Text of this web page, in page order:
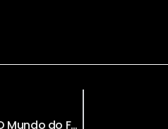
TEDxIbituruna: O Futuro do Mundo ou O Mundo do Futuro? por Ligia Zotini